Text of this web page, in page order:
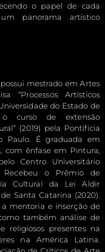
o papel de cada
panorama artístico
mestrado em Artes
“Processos Artísticos
do Estado de
o curso de extensão
(2019) pela Pontifícia
Paulo. É graduada em
com ênfase em Pintura,
Centro Universitário
o Prêmio de
Cultural da Lei Aldir
Santa Catarina (2020).
mentoria e inserção de
também análise de
religiosos presentes na
na América Latina.